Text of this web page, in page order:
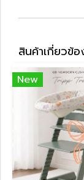
สินค้าเกี่ยวข้อ
New